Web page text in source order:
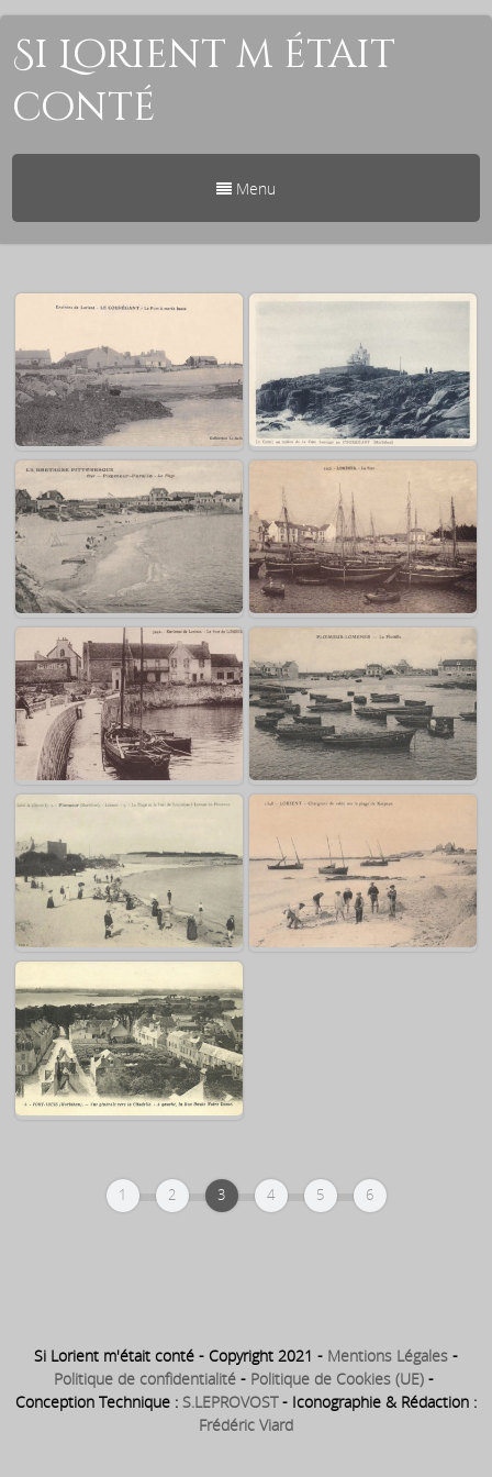
Si Lorient m était
conté
Menu
Ploemeur – Le Courégant
Ploemeur – Le Courégant – Le
Castel
Ploemeur – Lomener – Anse
du Pérello
Ploemeur – Lomener – Le port
Ploemeur – Lomener – La
jetée (la cale)
Ploemeur – Lomener – La rade
Larmor – La plage du fort de
Loqueltas
1 2 3 4 5 6
Si Lorient m'était conté - Copyright 2021 - Mentions Légales -
Politique de confidentialité - Politique de Cookies (UE) -
Conception Technique : S.LEPROVOST- Iconographie & Rédaction :
Frédéric Viard